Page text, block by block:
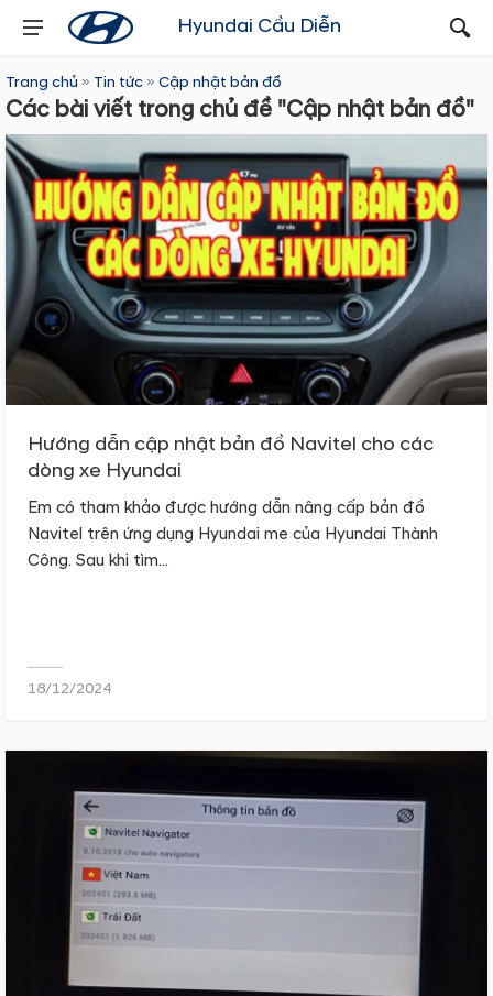
Hyundai Cầu Diễn
Trang chủ » Tin tức» Cập nhật bản đồ
Các bài viết trong chủ đề "Cập nhật bản đồ"
Hướng dẫn cập nhật bản đồ Navitel cho các
dòng xe Hyundai
18/12/2024
Em có tham khảo được hướng dẫn nâng cấp bản đồ
Navitel trên ứng dụng Hyundai me của Hyundai Thành
Công. Sau khi tìm...